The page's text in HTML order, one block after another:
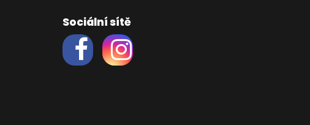
Sociální sítě